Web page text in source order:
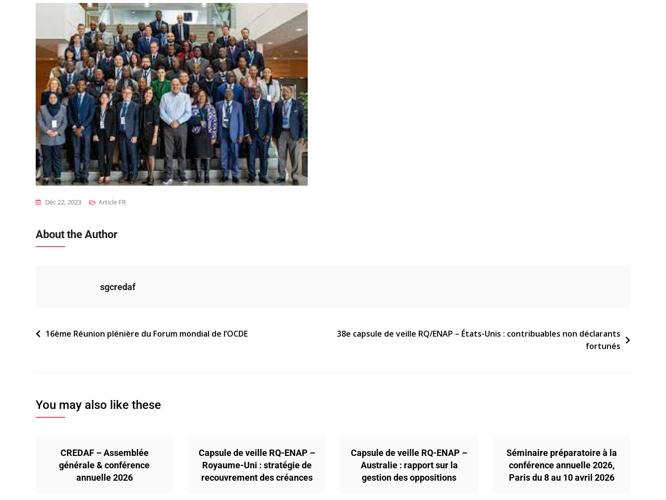
Déc 22, 2023 Article FR
About the Author
sgcredaf
Navigation
16ème Réunion plénière du Forum mondial de l’OCDE
38e capsule de veille RQ/ENAP – États-Unis : contribuables non déclarants
fortunés
You may also like these
CREDAF – Assemblée
générale & conférence
annuelle 2026
Capsule de veille RQ-ENAP –
Royaume-Uni : stratégie de
recouvrement des créances
Capsule de veille RQ-ENAP –
Australie : rapport sur la
gestion des oppositions
Séminaire préparatoire à la
conférence annuelle 2026,
Paris du 8 au 10 avril 2026